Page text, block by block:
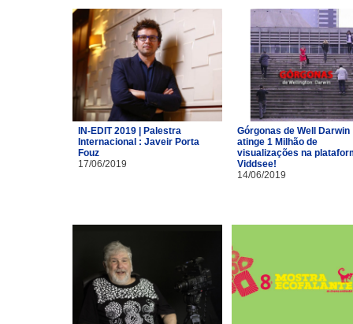
IN-EDIT 2019 | Palestra
Internacional : Javeir Porta
Fouz
17/06/2019
Górgonas de Well Darwin
atinge 1 Milhão de
visualizações na
Viddsee!
14/06/2019